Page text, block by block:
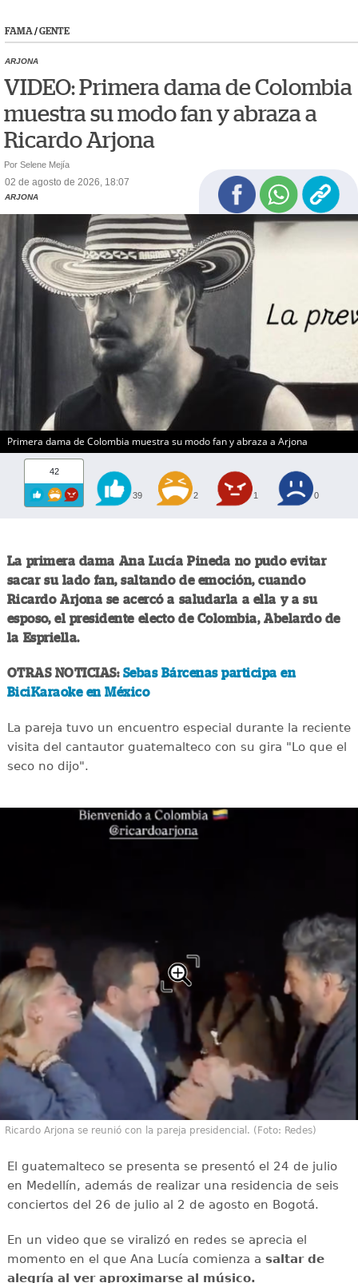
FAMA /GENTE
ARJONA
VIDEO: Primera dama de Colombia
muestra su modo fan y abraza a
Ricardo Arjona
Por Selene Mejía
02 de agosto de 2026, 18:07
ARJONA
Primera dama de Colombia muestra su modo fan y abraza a Arjona
42
39 2 1 0
La primera dama Ana Lucía Pineda no pudo evitar
sacar su lado fan, saltando de emoción, cuando
Ricardo Arjona se acercó a saludarla a ella y a su
esposo, el presidente electo de Colombia, Abelardo de
la Espriella.
OTRAS NOTICIAS: Sebas Bárcenas participa en
BiciKaraoke en México
La pareja tuvo un encuentro especial durante la reciente
visita del cantautor guatemalteco con su gira "Lo que el
seco no dijo".
Ricardo Arjona se reunió con la pareja presidencial. (Foto: Redes)
El guatemalteco se presenta se presentó el 24 de julio
en Medellín, además de realizar una residencia de seis
conciertos del 26 de julio al 2 de agosto en Bogotá.
En un video que se viralizó en redes se aprecia el
momento en el que Ana Lucía comienza a saltar de
alegría al ver aproximarse al músico.